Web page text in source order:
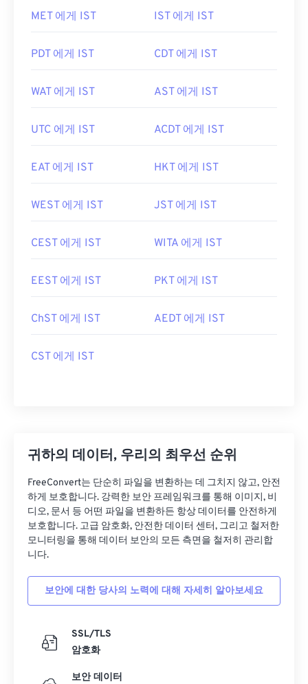
MET 에게 IST IST 에게 IST
PDT 에게 IST CDT 에게 IST
WAT 에게 IST AST 에게 IST
UTC 에게 IST ACDT 에게 IST
EAT 에게 IST HKT 에게 IST
WEST 에게 IST JST 에게 IST
CEST 에게 IST WITA 에게 IST
EEST 에게 IST PKT 에게 IST
ChST 에게 IST AEDT 에게 IST
CST 에게 IST
귀하의 데이터, 우리의 최우선 순위
FreeConvert는 단순히 파일을 변환하는 데 그치지 않고, 안전
하게 보호합니다. 강력한 보안 프레임워크를 통해 이미지, 비
디오, 문서 등 어떤 파일을 변환하든 항상 데이터를 안전하게
보호합니다. 고급 암호화, 안전한 데이터 센터, 그리고 철저한
모니터링을 통해 데이터 보안의 모든 측면을 철저히 관리합
니다.
보안에 대한 당사의 노력에 대해 자세히 알아보세요
SSL/TLS
암호화
보안 데이터